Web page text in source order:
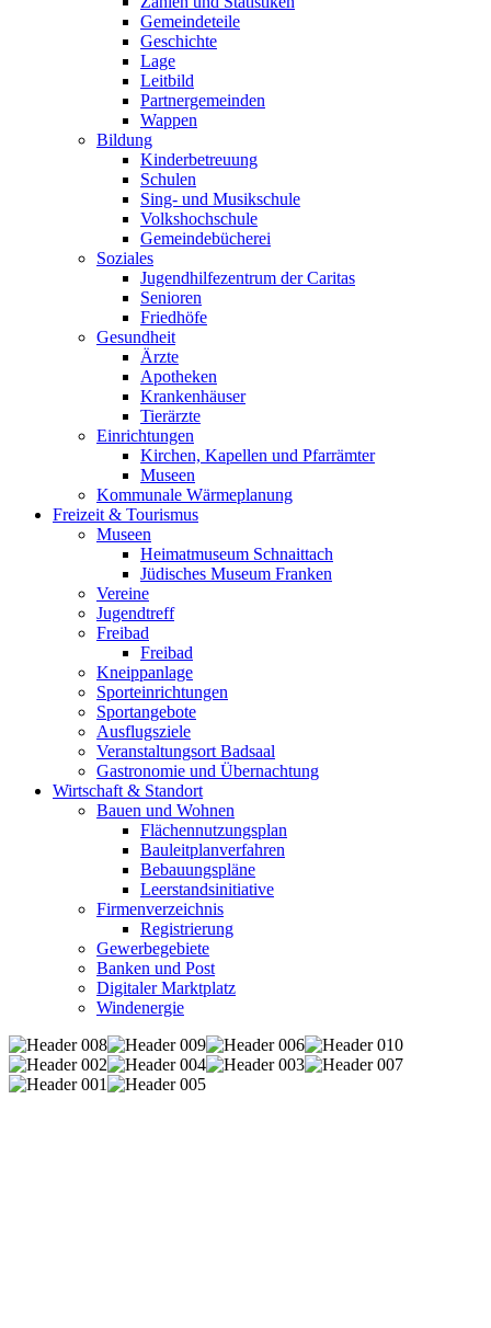
Gemeindeteile
Geschichte
Lage
Leitbild
Partnergemeinden
Wappen
Bildung
Kinderbetreuung
Schulen
Sing- und Musikschule
Volkshochschule
Gemeindebücherei
Soziales
Jugendhilfezentrum der Caritas
Senioren
Friedhöfe
Gesundheit
Ärzte
Apotheken
Krankenhäuser
Tierärzte
Einrichtungen
Kirchen, Kapellen und Pfarrämter
Museen
Kommunale Wärmeplanung
Freizeit & Tourismus
Museen
Heimatmuseum Schnaittach
Jüdisches Museum Franken
Vereine
Jugendtreff
Freibad
Freibad
Kneippanlage
Sporteinrichtungen
Sportangebote
Ausflugsziele
Veranstaltungsort Badsaal
Gastronomie und Übernachtung
Wirtschaft & Standort
Bauen und Wohnen
Flächennutzungsplan
Bauleitplanverfahren
Bebauungspläne
Leerstandsinitiative
Firmenverzeichnis
Registrierung
Gewerbegebiete
Banken und Post
Digitaler Marktplatz
Windenergie